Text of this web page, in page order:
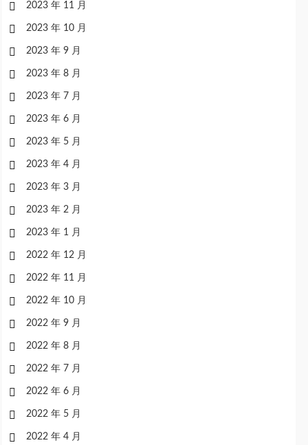
2023 年 11 月
2023 年 10 月
2023 年 9 月
2023 年 8 月
2023 年 7 月
2023 年 6 月
2023 年 5 月
2023 年 4 月
2023 年 3 月
2023 年 2 月
2023 年 1 月
2022 年 12 月
2022 年 11 月
2022 年 10 月
2022 年 9 月
2022 年 8 月
2022 年 7 月
2022 年 6 月
2022 年 5 月
2022 年 4 月